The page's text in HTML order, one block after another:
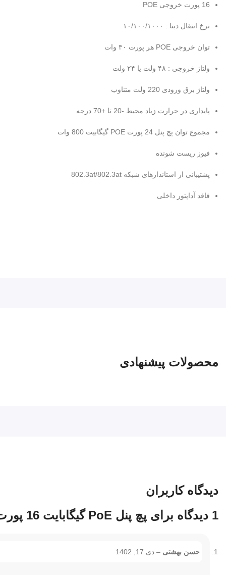
16 پورت خروجی POE
نرخ انتقال دیتا : ۱۰/۱۰۰/۱۰۰۰
توان خروجی POE هر پورت ۳۰ وات
ولتاژ خروجی : ۴۸ ولت یا ۲۴ ولت
ولتاژ برق ورودی 220 ولت متناوب
پایداری در حرارت زیاد محیط -20 تا +70 درجه
مجموع توان پچ پنل 24 پورت POE گیگابیت 800 وات
فیوز ریست شونده
پشتیبانی از استاندارهای شبکه 802.3af/802.3at
فاقد آداپتور داخلی
محصولات پیشنهادی
دیدگاه کاربران
1 دیدگاه برای
پچ پنل PoE گیگابایت 16 پورت
حسن بهشتی – دی 17, 1402